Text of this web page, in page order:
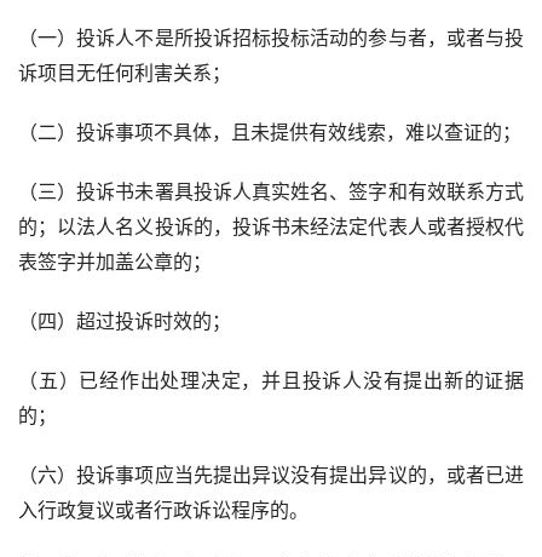
（一）投诉人不是所投诉招标投标活动的参与者，或者与投
诉项目无任何利害关系；
（二）投诉事项不具体，且未提供有效线索，难以查证的；
（三）投诉书未署具投诉人真实姓名、签字和有效联系方式
的；以法人名义投诉的，投诉书未经法定代表人或者授权代
表签字并加盖公章的；
（四）超过投诉时效的；
（五）已经作出处理决定，并且投诉人没有提出新的证据
的；
（六）投诉事项应当先提出异议没有提出异议的，或者已进
入行政复议或者行政诉讼程序的。